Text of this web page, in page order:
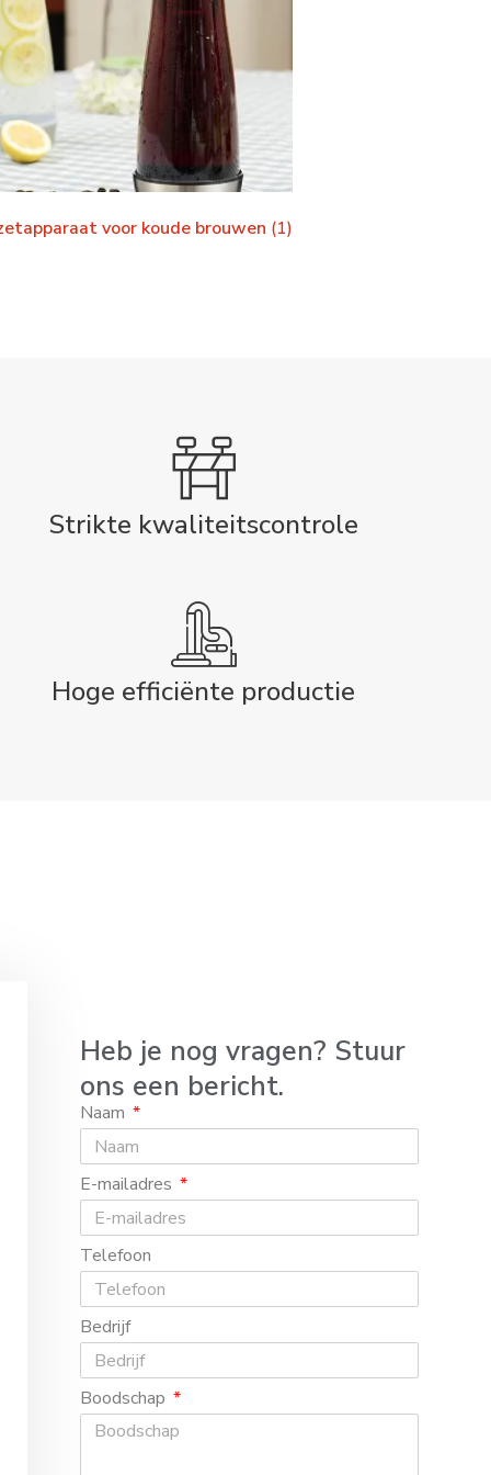
voor koude brouwen (1)
Strikte kwaliteitscontrole
Hoge efficiënte productie
Heb je nog vragen? Stuur
ons een bericht.
Naam
E-mailadres
Telefoon
Bedrijf
Boodschap